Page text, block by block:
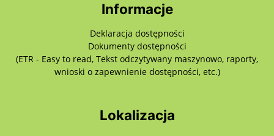
Informacje
Deklaracja dostępności
Dokumenty dostępności
(ETR - Easy to read, Tekst odczytywany maszynowo, raporty,
wnioski o zapewnienie dostępności, etc.)
Lokalizacja